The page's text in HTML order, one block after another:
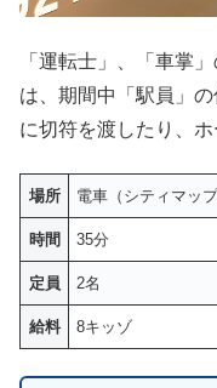
「運転士」、「車掌
は、期間中「駅員」
に切符を渡したり、
場所 電車（シティマップ
時間 35分
定員 2名
給料 8キッゾ